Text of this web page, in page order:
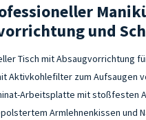
und
Tisch mit Absaugvorrichtung
Aktivkohlefilter zum Aufsaugen
Arbeitsplatte mit stoßfesten
Armlehnenkissen und